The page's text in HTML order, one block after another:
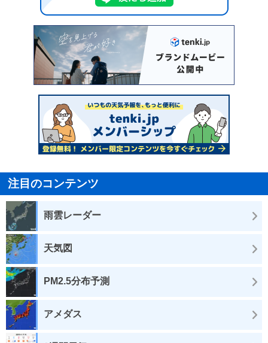
注目のコンテンツ
雨雲レーダー
天気図
PM2.5分布予測
アメダス